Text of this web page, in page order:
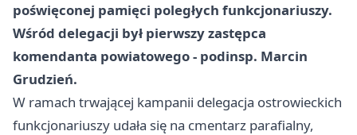
poświęconej pamięci poległych funkcjonariuszy.
Wśród delegacji był pierwszy zastępca
komendanta powiatowego - podinsp. Marcin
Grudzień.
W ramach trwającej kampanii delegacja ostrowieckich
funkcjonariuszy udała się na cmentarz parafialny,